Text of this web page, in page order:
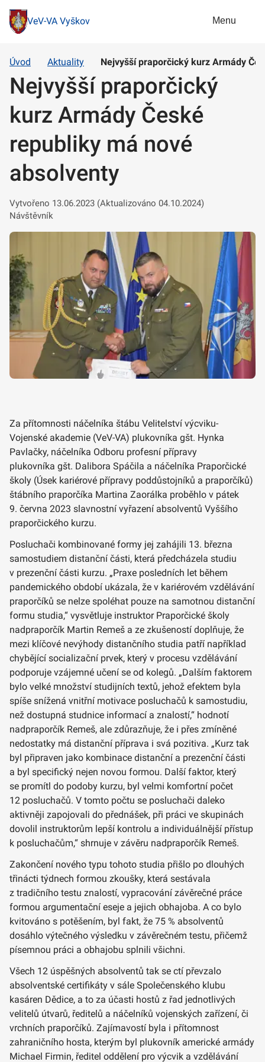
VeV-VA Vyškov Menu
Úvod Aktuality Nejvyšší praporčický kurz Armády
Nejvyšší praporčický
kurz Armády České
republiky má nové
absolventy
Vytvořeno 13.06.2023 (Aktualizováno 04.10.2024)
Návštěvník
Za přítomnosti náčelníka štábu Velitelství výcviku-
Vojenské akademie (VeV-VA) plukovníka gšt. Hynka
Pavlačky, náčelníka Odboru profesní přípravy
plukovníka gšt. Dalibora Spáčila a náčelníka Praporčické
školy (Úsek kariérové přípravy poddůstojníků a praporčíků)
štábního praporčíka Martina Zaorálka proběhlo v pátek
9. června 2023 slavnostní vyřazení absolventů Vyššího
praporčického kurzu.
Posluchači kombinované formy jej zahájili 13. března
samostudiem distanční části, která předcházela studiu
v prezenční části kurzu. „Praxe posledních let během
pandemického období ukázala, že v kariérovém vzdělávání
praporčíků se nelze spoléhat pouze na samotnou distanční
formu studia,“ vysvětluje instruktor Praporčické školy
nadpraporčík Martin Remeš a ze zkušeností doplňuje, že
mezi klíčové nevýhody distančního studia patří například
chybějící socializační prvek, který v procesu vzdělávání
podporuje vzájemné učení se od kolegů. „Dalším faktorem
bylo velké množství studijních textů, jehož efektem byla
spíše snížená vnitřní motivace posluchačů k samostudiu,
než dostupná studnice informací a znalostí,“ hodnotí
nadpraporčík Remeš, ale zdůrazňuje, že i přes zmíněné
nedostatky má distanční příprava i svá pozitiva. „Kurz tak
byl připraven jako kombinace distanční a prezenční části
a byl specifický nejen novou formou. Další faktor, který
se promítl do podoby kurzu, byl velmi komfortní počet
12 posluchačů. V tomto počtu se posluchači daleko
aktivněji zapojovali do přednášek, při práci ve skupinách
dovolil instruktorům lepší kontrolu a individuálnější přístup
k posluchačům,“ shrnuje v závěru nadpraporčík Remeš.
Zakončení nového typu tohoto studia přišlo po dlouhých
třinácti týdnech formou zkoušky, která sestávala
z tradičního testu znalostí, vypracování závěrečné práce
formou argumentační eseje a jejich obhajoba. A co bylo
kvitováno s potěšením, byl fakt, že 75 % absolventů
dosáhlo výtečného výsledku v závěrečném testu, přičemž
písemnou práci a obhajobu splnili všichni.
Všech 12 úspěšných absolventů tak se ctí převzalo
absolventské certifikáty v sále Společenského klubu
kasáren Dědice, a to za účasti hostů z řad jednotlivých
velitelů útvarů, ředitelů a náčelníků vojenských zařízení, či
vrchních praporčíků. Zajímavostí byla i přítomnost
zahraničního hosta, kterým byl plukovník americké armády
Michael Firmin, ředitel oddělení pro výcvik a vzdělávání